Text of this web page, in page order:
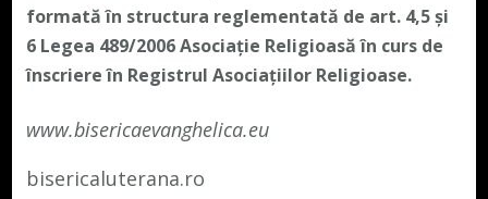
formată în structura reglementată de art. 4,5 și
6 Legea 489/2006Asociație Religioasă în curs de
înscriere în Registrul Asociațiilor Religioase.
www.bisericaevanghelica.eu
bisericaluterana.ro